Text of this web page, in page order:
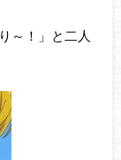
～！」と二人